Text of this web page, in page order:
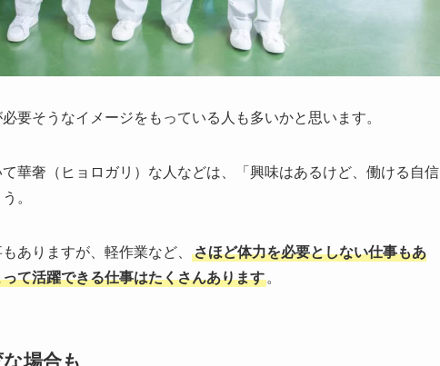
要そうなイメージをもっている人も多いかと思います。
華奢（ヒョロガリ）な人などは、「興味はあるけど、働ける自信
。
ありますが、軽作業など、
さほど体力を必要としない仕事もあ
て活躍できる仕事はたくさんあります。
場合も